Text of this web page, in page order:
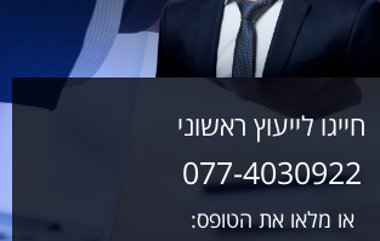
חייגו לייעוץ ראשוני
077-4030922
או מלאו את הטופס: